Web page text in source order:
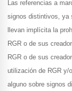
Las referencias a
signos distintivos, ya
llevan implícita la
RGR o de sus
RGR o de sus
utilización de RGR y/
alguno sobre signos